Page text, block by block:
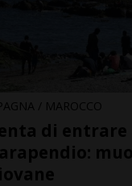
/ MAROCCO
di entrare